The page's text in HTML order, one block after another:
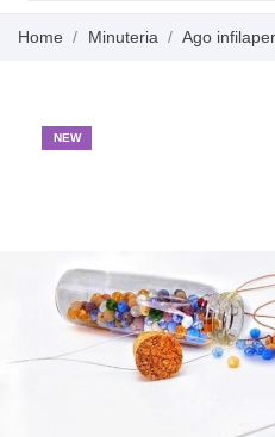
Home Minuteria Ago
NEW